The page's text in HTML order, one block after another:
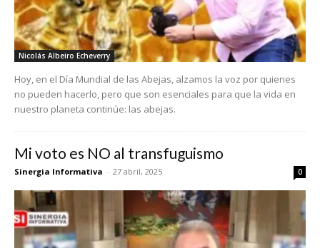
Nicolás Albeiro Echeverry
Hoy, en el Día Mundial de las Abejas, alzamos la voz por quienes
no pueden hacerlo, pero que son esenciales para que la vida en
nuestro planeta continúe: las abejas.
Mi voto es NO al transfuguismo
Sinergia Informativa - 27 abril, 2025 0